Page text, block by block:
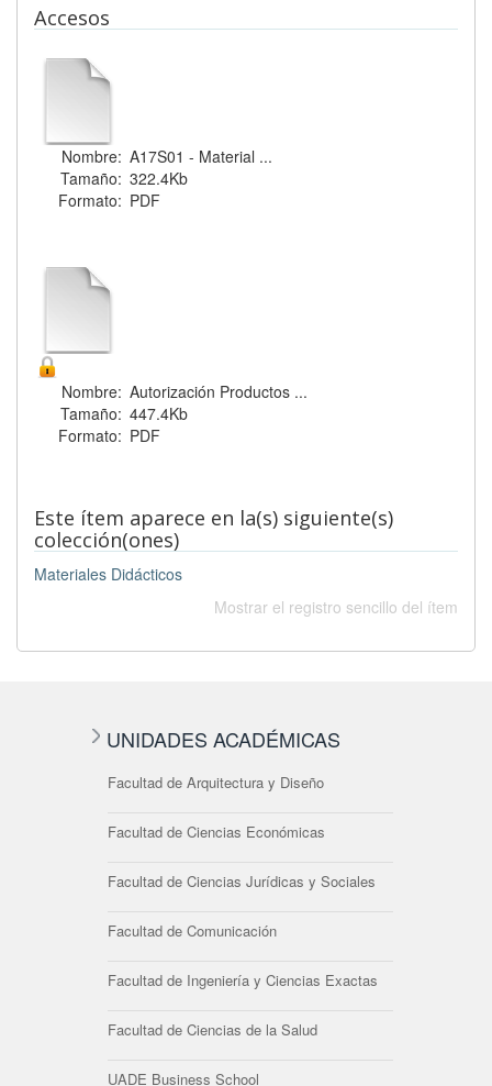
Accesos
Nombre: A17S01 - Material ...
Tamaño: 322.4Kb
Formato: PDF
Nombre: Autorización Productos ...
Tamaño: 447.4Kb
Formato: PDF
Este ítem aparece en la(s) siguiente(s)
colección(ones)
Materiales Didácticos
Mostrar el registro sencillo del ítem
UNIDADES ACADÉMICAS
Facultad de Arquitectura y Diseño
Facultad de Ciencias Económicas
Facultad de Ciencias Jurídicas y Sociales
Facultad de Comunicación
Facultad de Ingeniería y Ciencias Exactas
Facultad de Ciencias de la Salud
UADE Business School